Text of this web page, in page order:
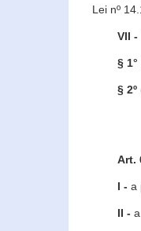
Lei nº
VII -
§ 1°
§ 2º
Art.
I - a
II -